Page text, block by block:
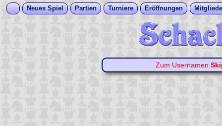
Neues Spiel Partien Turniere Eröffnungen
Zum Usernamen